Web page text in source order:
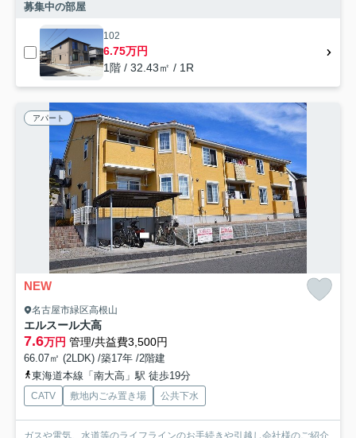
募集中の部屋
102
6.75万円
1階 / 32.43㎡ / 1R
アパート
NEW
名古屋市緑区高根山
エルスール大高
7.6万円 管理/共益費3,500円
66.07㎡ (2LDK) /築17年 /2階建
東海道本線「南大高」駅 徒歩19分
CATV 敷地内ごみ置き場 公共下水